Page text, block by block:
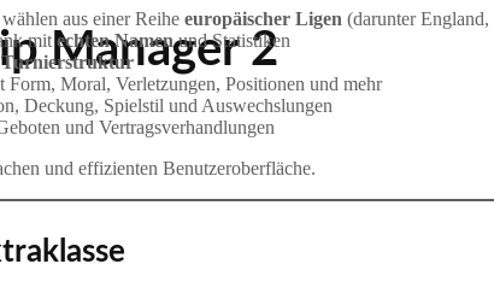
Manager 2
aus einer Reihe europäischer Ligen (darunter
mit echten Namenund Statistiken
Turnierstruktur
Form, Moral, Verletzungen, Positionen und mehr
Deckung, Spielstil und Auswechslungen
und Vertragsverhandlungen
und effizienten Benutzeroberfläche.